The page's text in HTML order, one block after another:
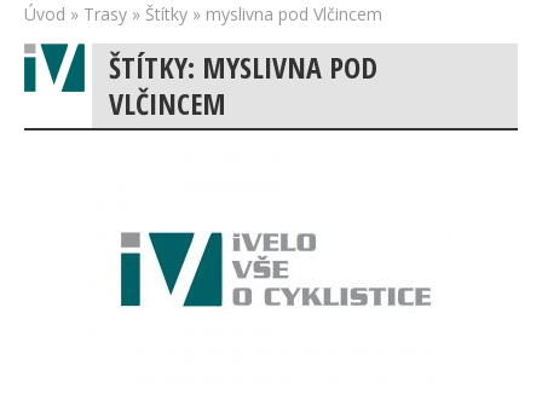
Úvod » Trasy » Štítky » myslivna pod Vlčincem
ŠTÍTKY: MYSLIVNA POD
VLČINCEM